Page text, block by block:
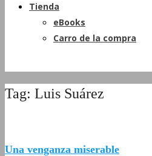
Tienda
eBooks
Carro de la compra
Tag: Luis Suárez
Una venganza miserable